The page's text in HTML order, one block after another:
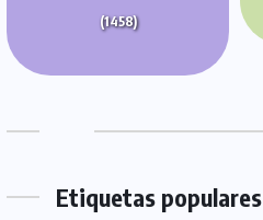
(1458)
Etiquetas populares